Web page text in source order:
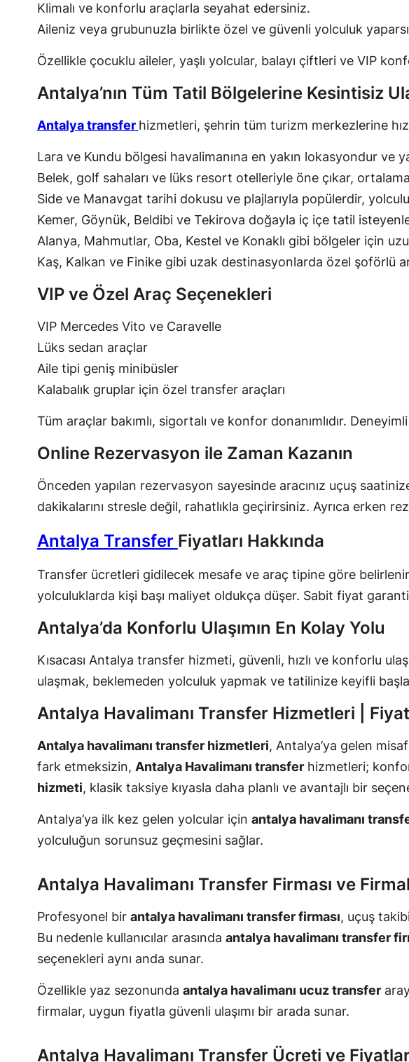
Klimalı ve konforlu araçlarla seyahat edersiniz.
Aileniz veya grubunuzla birlikte özel ve güvenli yolculuk
Özellikle çocuklu aileler, yaşlı yolcular, balayı çiftleri ve VIP
Antalya’nın Tüm Tatil Bölgelerine Kesintisiz
Antalya transfer hizmetleri, şehrin tüm turizm merkezlerine
Lara ve Kundu bölgesi havalimanına en yakın lokasyondur ve
Belek, golf sahaları ve lüks resort otelleriyle öne çıkar,
Side ve Manavgat tarihi dokusu ve plajlarıyla popülerdir,
Kemer, Göynük, Beldibi ve Tekirova doğayla iç içe tatil
Alanya, Mahmutlar, Oba, Kestel ve Konaklı gibi bölgeler için
Kaş, Kalkan ve Finike gibi uzak destinasyonlarda özel şoförlü
VIP ve Özel Araç Seçenekleri
VIP Mercedes Vito ve Caravelle
Lüks sedan araçlar
Aile tipi geniş minibüsler
Kalabalık gruplar için özel transfer araçları
Tüm araçlar bakımlı, sigortalı ve konfor donanımlıdır.
Online Rezervasyon ile Zaman Kazanın
Önceden yapılan rezervasyon sayesinde aracınız uçuş
dakikalarını stresle değil, rahatlıkla geçirirsiniz. Ayrıca erken
Antalya Transfer Fiyatları Hakkında
Transfer ücretleri gidilecek mesafe ve araç tipine göre
yolculuklarda kişi başı maliyet oldukça düşer. Sabit fiyat
Antalya’da Konforlu Ulaşımın En Kolay Yolu
Kısacası Antalya transfer hizmeti, güvenli, hızlı ve konforlu
ulaşmak, beklemeden yolculuk yapmak ve tatilinize keyifli
Antalya Havalimanı Transfer Hizmetleri |
Antalya havalimanı transfer hizmetleri, Antalya’ya gelen
fark etmeksizin, Antalya Havalimanı transferhizmetleri;
hizmeti, klasik taksiye kıyasla daha planlı ve avantajlı bir
Antalya’ya ilk kez gelen yolcular için antalya havalimanı
yolculuğun sorunsuz geçmesini sağlar.
Antalya Havalimanı Transfer Firması ve
Profesyonel bir antalya havalimanı transfer firması, uçuş
Bu nedenle kullanıcılar arasında antalya havalimanı transfer
seçenekleri aynı anda sunar.
Özellikle yaz sezonunda antalya havalimanı ucuz transfer
firmalar, uygun fiyatla güvenli ulaşımı bir arada sunar.
Antalya Havalimanı Transfer Ücreti ve